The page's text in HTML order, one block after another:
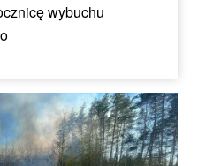
wybuchu